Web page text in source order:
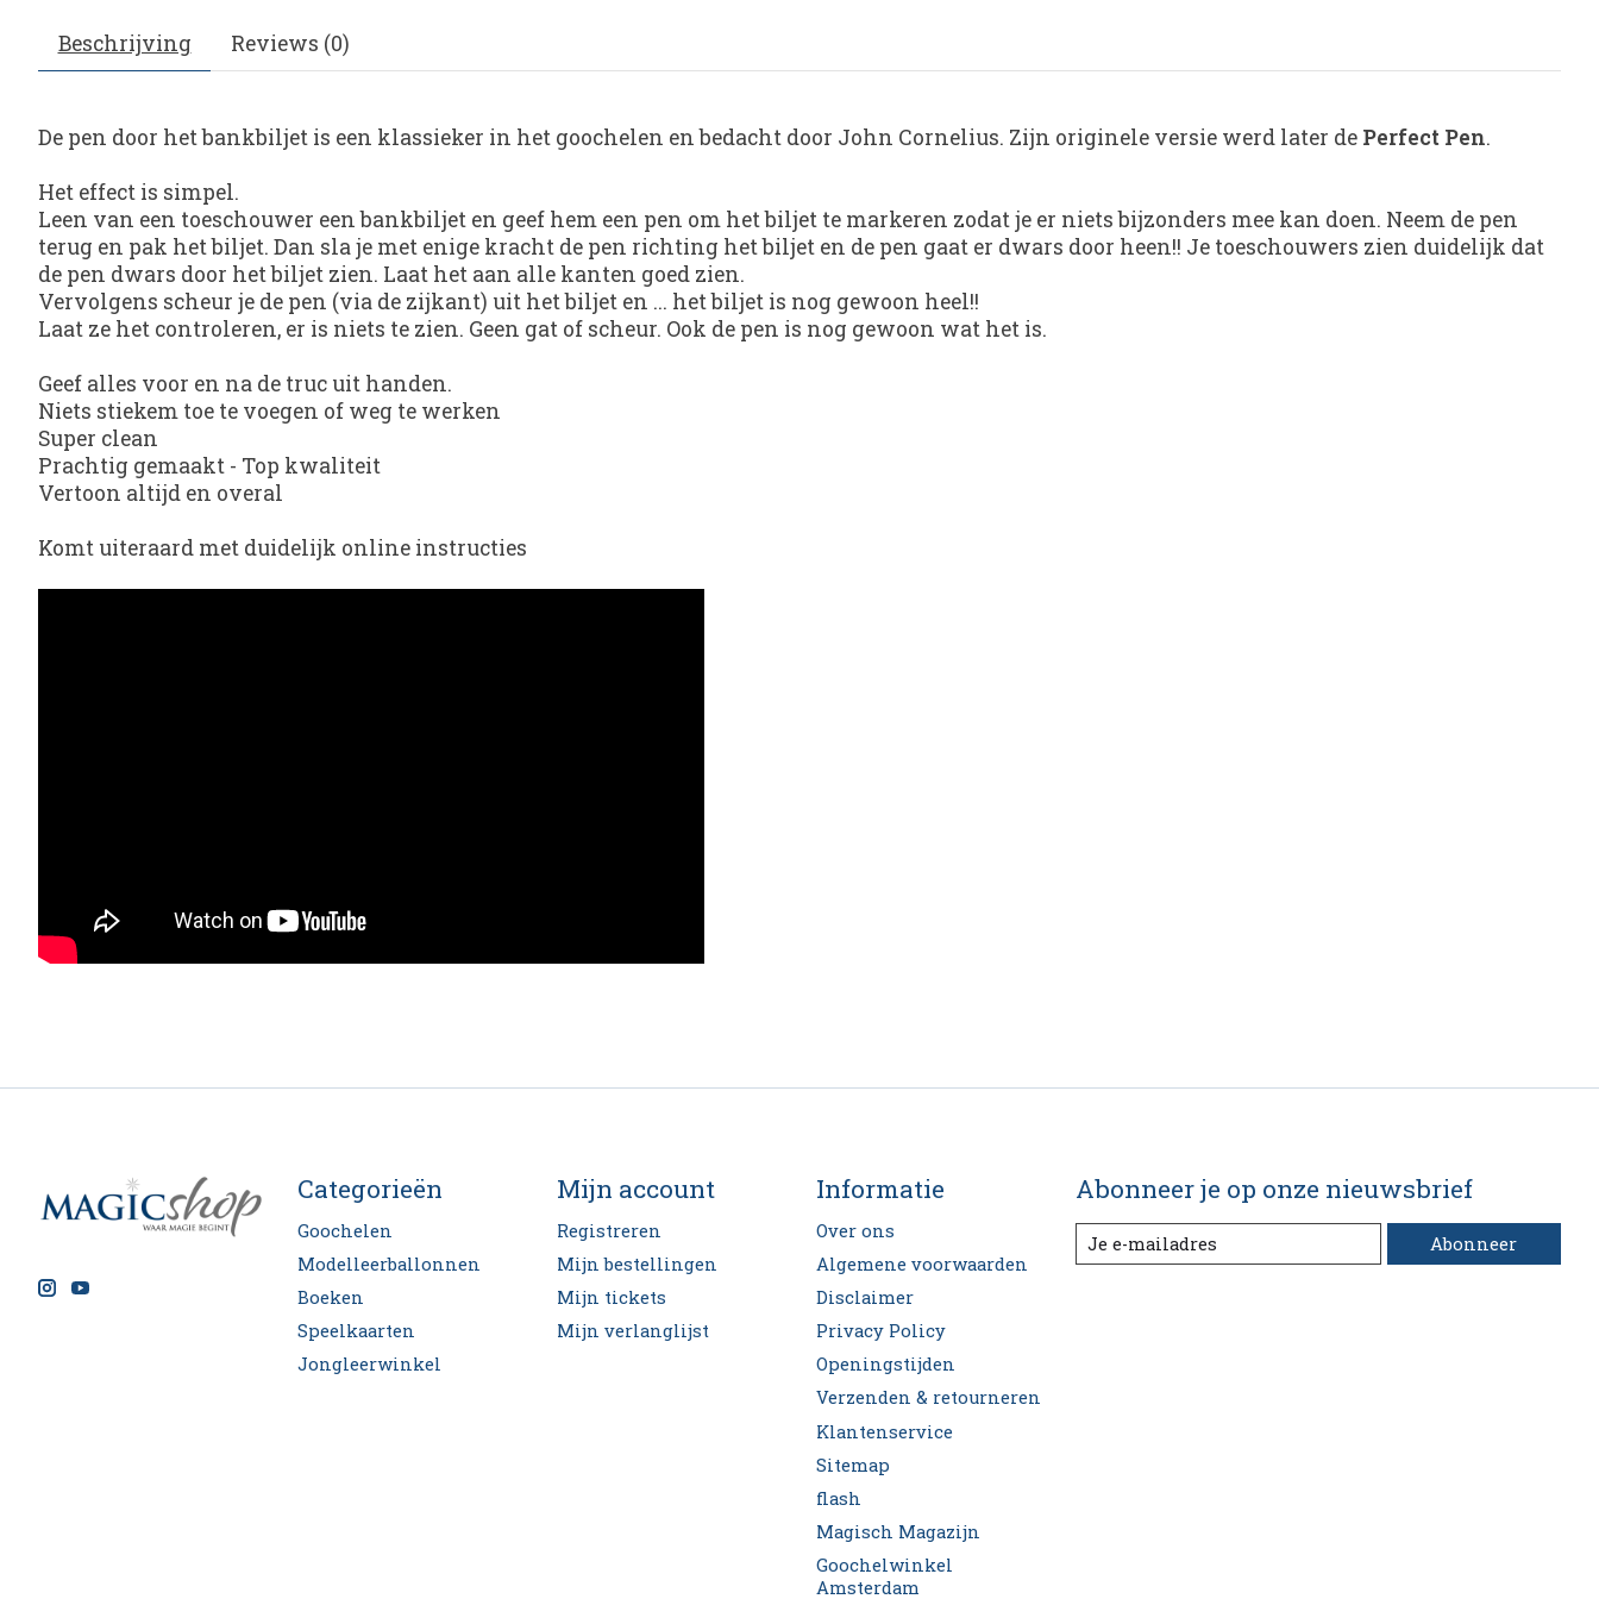
Beschrijving Reviews (0)
De pen door het bankbiljet is een klassieker in het goochelen en bedacht door John Cornelius. Zijn originele versie werd later de Perfect Pen.
Het effect is simpel.
Leen van een toeschouwer een bankbiljet en geef hem een pen om het biljet te markeren zodat je er niets bijzonders mee kan doen. Neem de pen
terug en pak het biljet. Dan sla je met enige kracht de pen richting het biljet en de pen gaat er dwars door heen!! Je toeschouwers zien duidelijk dat
de pen dwars door het biljet zien. Laat het aan alle kanten goed zien.
Vervolgens scheur je de pen (via de zijkant) uit het biljet en ... het biljet is nog gewoon heel!!
Laat ze het controleren, er is niets te zien. Geen gat of scheur. Ook de pen is nog gewoon wat het is.
Geef alles voor en na de truc uit handen.
Niets stiekem toe te voegen of weg te werken
Super clean
Prachtig gemaakt - Top kwaliteit
Vertoon altijd en overal
Komt uiteraard met duidelijk online instructies
Categorieën
Goochelen
Modelleerballonnen
Boeken
Speelkaarten
Jongleerwinkel
Mijn account
Registreren
Mijn bestellingen
Mijn tickets
Mijn verlanglijst
Informatie
Over ons
Algemene voorwaarden
Disclaimer
Privacy Policy
Openingstijden
Verzenden & retourneren
Klantenservice
Sitemap
flash
Magisch Magazijn
Goochelwinkel
Amsterdam
Abonneer je op onze nieuwsbrief
Abonneer